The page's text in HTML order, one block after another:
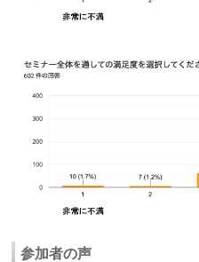
参加者の声